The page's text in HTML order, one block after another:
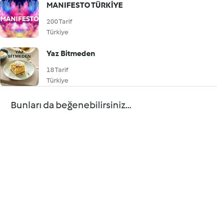
MANIFESTO TÜRKİYE
200 Tarif
Türkiye
Yaz Bitmeden
18 Tarif
Türkiye
Bunları da beğenebilirsiniz...